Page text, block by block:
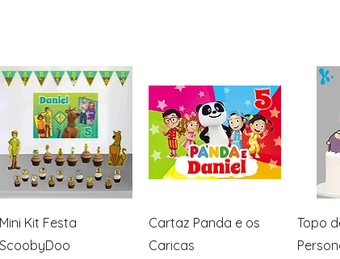
Visualização rápida
Mini Kit Festa
ScoobyDoo
Visualização rápida
Cartaz Panda e os
Caricas
Topo